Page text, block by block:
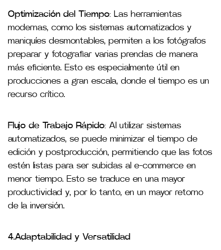
Optimización del Tiempo: Las herramientas
modernas, como los sistemas automatizados y
maniquíes desmontables, permiten a los fotógrafos
preparar y fotografiar varias prendas de manera
más eficiente. Esto es especialmente útil en
producciones a gran escala, donde el tiempo es un
recurso crítico​.
Flujo de Trabajo Rápido: Al utilizar sistemas
automatizados, se puede minimizar el tiempo de
edición y postproducción, permitiendo que las fotos
estén listas para ser subidas al e-commerce en
menor tiempo. Esto se traduce en una mayor
productividad y, por lo tanto, en un mayor retorno
de la inversión.
4.Adaptabilidad y Versatilidad